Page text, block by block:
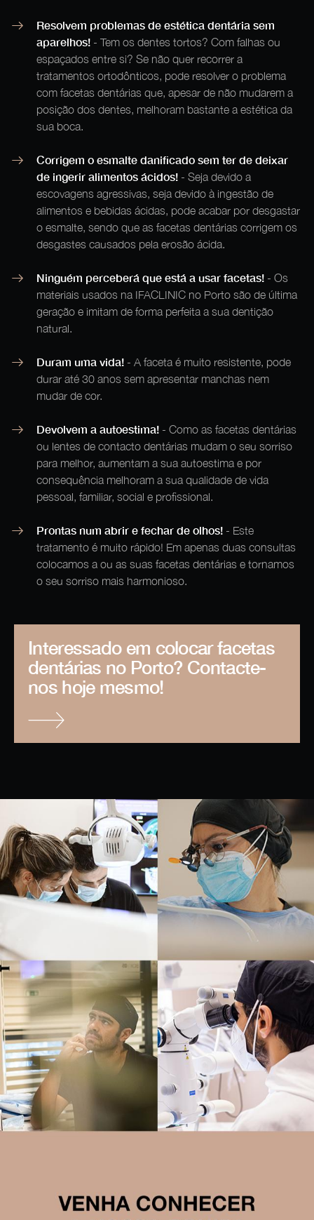
Resolvem problemas de estética dentária sem
aparelhos! - Tem os dentes tortos? Com falhas ou
espaçados entre si? Se não quer recorrer a
tratamentos ortodônticos, pode resolver o problema
com facetas dentárias que, apesar de não mudarem a
posição dos dentes, melhoram bastante a estética da
sua boca.
Corrigem o esmalte danificado sem ter de deixar
de ingerir alimentos ácidos! - Seja devido a
escovagens agressivas, seja devido à ingestão de
alimentos e bebidas ácidas, pode acabar por desgastar
o esmalte, sendo que as facetas dentárias corrigem os
desgastes causados pela erosão ácida.
Ninguém perceberá que está a usar facetas! - Os
materiais usados na IFACLINIC no Porto são de última
geração e imitam de forma perfeita a sua dentição
natural.
Duram uma vida! - A faceta é muito resistente, pode
durar até 30 anos sem apresentar manchas nem
mudar de cor.
Devolvem a autoestima! - Como as facetas dentárias
ou lentes de contacto dentárias mudam o seu sorriso
para melhor, aumentam a sua autoestima e por
consequência melhoram a sua qualidade de vida
pessoal, familiar, social e profissional.
Prontas num abrir e fechar de olhos! - Este
tratamento é muito rápido! Em apenas duas consultas
colocamos a ou as suas facetas dentárias e tornamos
o seu sorriso mais harmonioso.
Interessado em colocar facetas
dentárias no Porto? Contacte-
nos hoje mesmo!